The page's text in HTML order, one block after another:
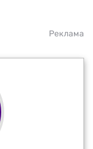
Реклама